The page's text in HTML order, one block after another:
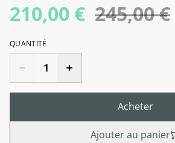
210,00 € 245,00 €
QUANTITÉ
Acheter
Ajouter au panier